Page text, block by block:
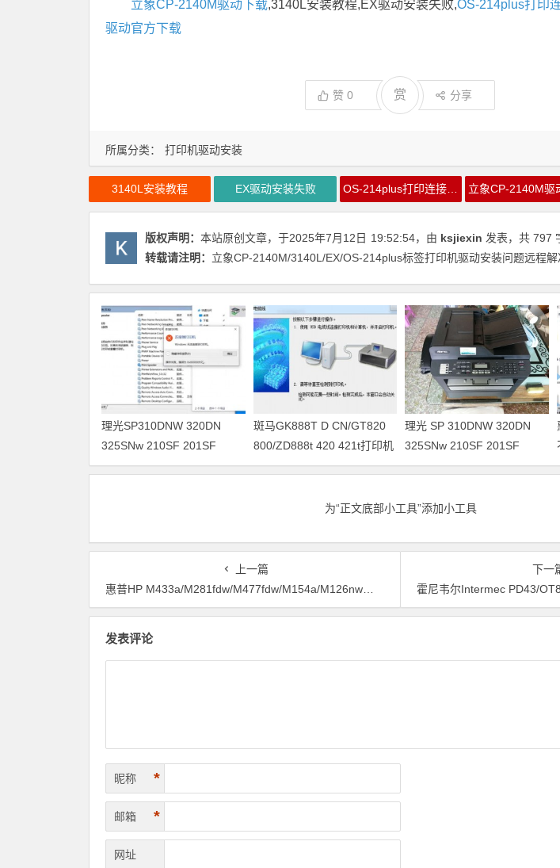
所属分类： 打印机驱动安装
立象CP-2140M驱动下载,3140L安装教程,EX驱动安装失败,OS-214plus打印
驱动官方下载
赞 0 赏 分享
3140L安装教程 EX驱动安装失败 OS-214plus打印连接问题
版权声明： 本站原创文章，于2025年7月12日 19:52:54，由 ksjiexin 发表，共 797
转载请注明： 立象CP-2140M/3140L/EX/OS-214plus标签打印机驱动安装问题远程
理光SP310DNW 320DN
325SNw 210SF 201SF
330SN打印机驱动安装
斑马GK888T D CN/GT820
800/ZD888t 420 421t打印机
驱动软件安装
理光 SP 310DNW 320DN
325SNw 210SF 201SF
330SN打印机驱动安装
为“正文底部小工具”添加小工具
上一篇
惠普HP M433a/M281fdw/M477fdw/M154a/M126nw打印机驱动安装问题远程解决方案
下一
霍尼韦尔Intermec PD43/OT800/
发表评论
昵称 *
邮箱 *
网址